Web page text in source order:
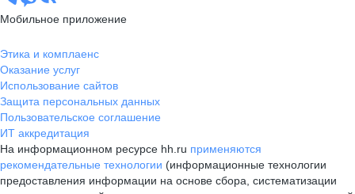
Мобильное приложение
Этика и комплаенс
Оказание услуг
Использование сайтов
Защита персональных данных
Пользовательское соглашение
ИТ аккредитация
На информационном ресурсе hh.ru применяются
рекомендательные технологии (информационные технологии
предоставления информации на основе сбора, систематизации